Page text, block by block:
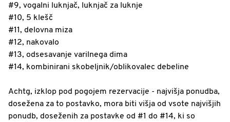
#9, vogalni luknjač, luknjač za luknje
#10, 5 klešč
#11, delovna miza
#12, nakovalo
#13, odsesavanje varilnega dima
#14, kombinirani skobeljnik/oblikovalec debeline
Achtg, izklop pod pogojem rezervacije - najvišja ponudba,
dosežena za to postavko, mora biti višja od vsote najvišjih
ponudb, doseženih za postavke od #1 do #14, ki so